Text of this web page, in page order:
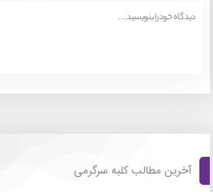
آخرین مطالب کلبه سرگرمی